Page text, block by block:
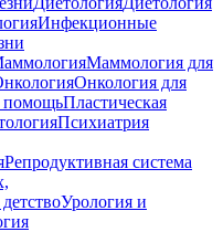
Инфекционные
Маммология для
Онкология для
помощьПластическая
Психиатрия
Репродуктивная система
Урология и